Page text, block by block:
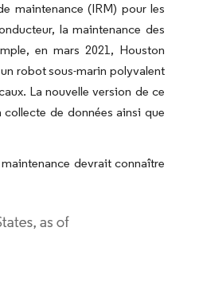
maintenance (IRM) pour les
la maintenance des
en mars 2021, Houston
robot sous-marin polyvalent
La nouvelle version de ce
de données ainsi que
devrait connaître